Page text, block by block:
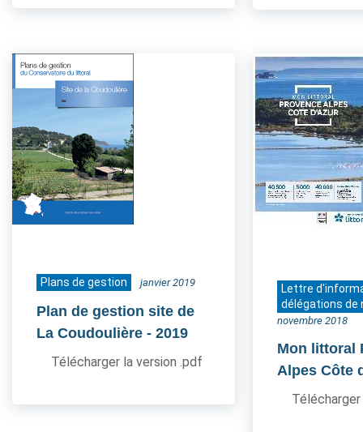
Plans de gestion janvier 2019
Plan de gestion site de
La Coudoulière - 2019
Télécharger la version .pdf
Lettre
délégations de
novembre 2018
Mon littoral
Alpes Côte